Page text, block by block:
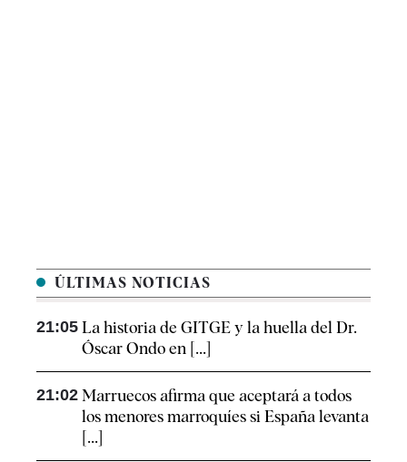
ÚLTIMAS NOTICIAS
21:05 La historia de GITGE y la huella del Dr.
Óscar Ondo en [...]
21:02 Marruecos afirma que aceptará a todos
los menores marroquíes si España levanta
[...]